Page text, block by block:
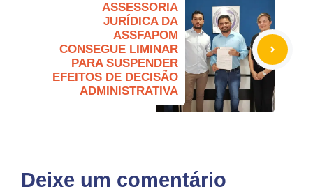
ASSESSORIA
JURÍDICA DA
ASSFAPOM
CONSEGUE LIMINAR
PARA SUSPENDER
EFEITOS DE DECISÃO
ADMINISTRATIVA
Deixe um comentário